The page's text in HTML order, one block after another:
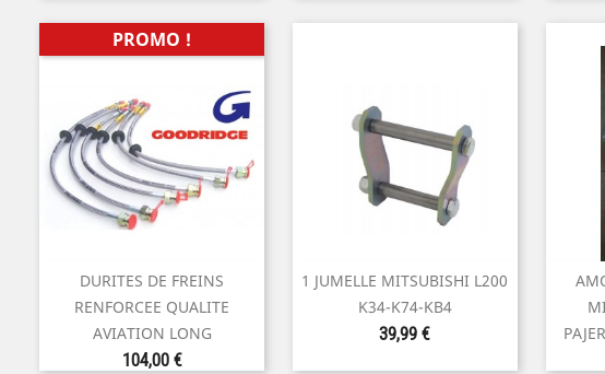
DURITES DE FREINS
RENFORCEE QUALITE
AVIATION LONG
Prix
104,00 €
PROMO !
Aperçu rapide
1 JUMELLE MITSUBISHI L200
K34-K74-KB4
Prix
39,99 €
Aperçu rapide